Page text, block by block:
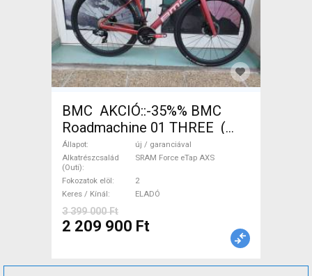
BMC AKCIÓ::-35%% BMC
Roadmachine 01 THREE (
54) Országúti SRAM Force
eTap AXS tárcsafék új /
garanciával ELADÓ
Állapot
új / garanciával
Alkatrészcsalád
(Outi)
SRAM Force eTap AXS
Fokozatok elöl
2
Keres / Kínál
ELADÓ
3 399 000 Ft
2 209 900 Ft